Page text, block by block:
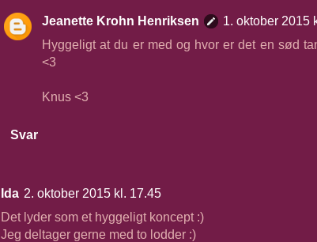
Jeanette Krohn Henriksen
1. oktober 2015
Hyggeligt at du er med og hvor er det en sød
<3
Knus <3
Svar
Ida 2. oktober 2015 kl. 17.45
Det lyder som et hyggeligt koncept :)
Jeg deltager gerne med to lodder :)